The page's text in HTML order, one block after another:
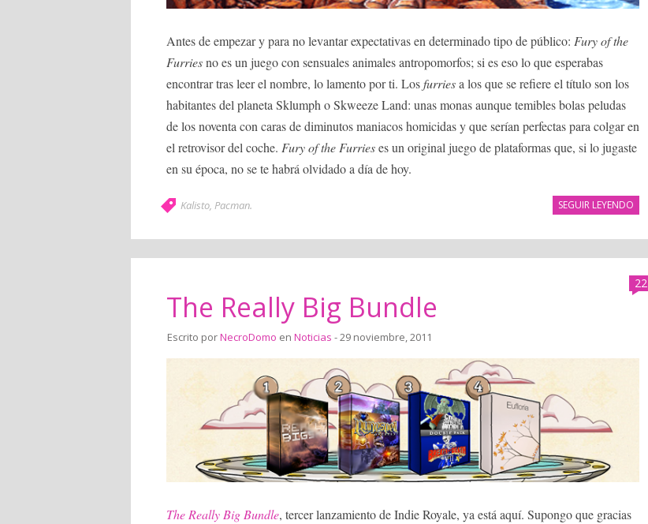
Antes de empezar y para no levantar expectativas en determinado tipo de público: Fury of the
Furriesno es un juego con sensuales animales antropomorfos; si es eso lo que esperabas
encontrar tras leer el nombre, lo lamento por ti. Losfurriesa los que se refiere el título son los
habitantes del planeta Sklumph o Skweeze Land: unas monas aunque temibles bolas peludas
de los noventa con caras de diminutos maniacos homicidas y que serían perfectas para colgar en
el retrovisor del coche. Fury of the Furrieses un original juego de plataformas que, si lo jugaste
en su época, no se te habrá olvidado a día de hoy.
SEGUIR LEYENDO
Kalisto, Pacman.
22
The Really Big Bundle
Escrito porNecroDomo en Noticias - 29 noviembre, 2011
The Really Big Bundle, tercer lanzamiento de Indie Royale, ya está aquí. Supongo que gracias